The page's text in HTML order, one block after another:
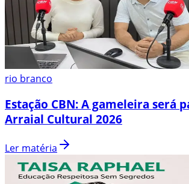
rio branco
Estação CBN: A gameleira será
Arraial Cultural 2026
Ler matéria